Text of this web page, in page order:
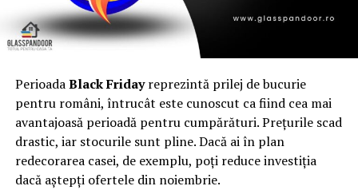
PerioadaBlack Fridayreprezintă prilej de bucurie
pentru români, întrucât este cunoscut ca fiind cea mai
avantajoasă perioadă pentru cumpărături. Prețurile scad
drastic, iar stocurile sunt pline. Dacă ai în plan
redecorarea casei, de exemplu, poți reduce investiția
dacă aștepți ofertele din noiembrie.